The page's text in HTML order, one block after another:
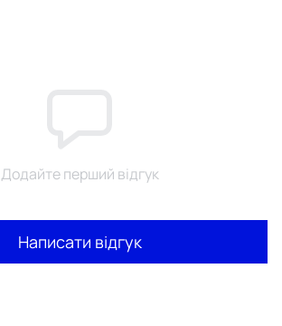
Додайте перший відгук
Написати відгук